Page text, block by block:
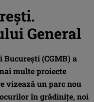
General
(CGMB) a
multe proiecte
vizează un parc nou
în grădiniţe, noi